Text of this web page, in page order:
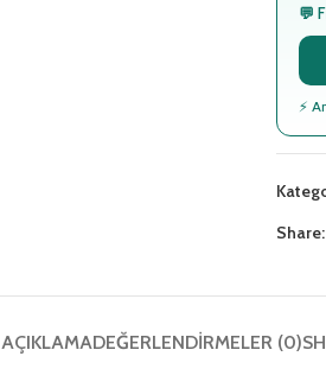
💬
⚡
Share:
AÇIKLAMADEĞERLENDIRMELER (0)